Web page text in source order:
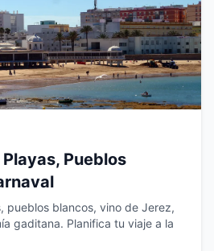
Pueblos
pueblos blancos, vino de Jerez,
gaditana. Planifica tu viaje a la